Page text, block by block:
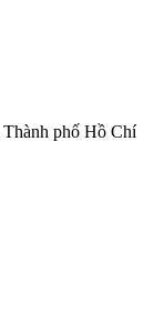
phố Hồ Chí